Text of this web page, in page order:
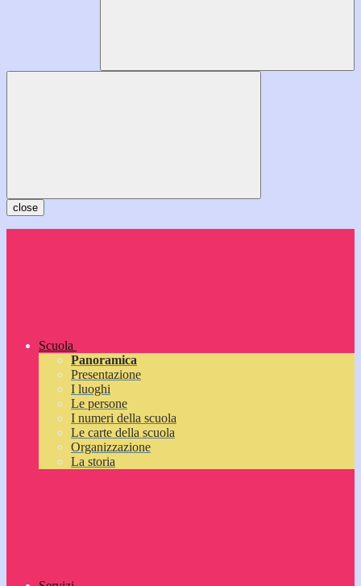
close
Scuola
Panoramica
Presentazione
I luoghi
Le persone
I numeri della scuola
Le carte della scuola
Organizzazione
La storia